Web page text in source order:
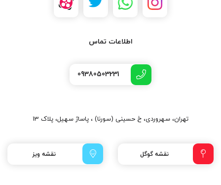
اطلاعات تماس
09380503231
تهران، سهروردی، خ حسینی (سورنا) ، پاساژ سهیل، پلاک 13
نقشه گوگل نقشه ویز